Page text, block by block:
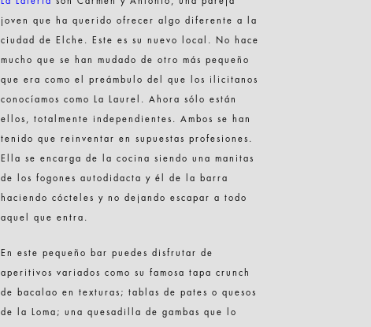
joven que ha querido ofrecer algo diferente a la
ciudad de Elche. Este es su nuevo local. No hace
mucho que se han mudado de otro más pequeño
que era como el preámbulo del que los ilicitanos
conocíamos como La Laurel. Ahora sólo están
ellos, totalmente independientes. Ambos se han
tenido que reinventar en supuestas profesiones.
Ella se encarga de la cocina siendo una manitas
de los fogones autodidacta y él de la barra
haciendo cócteles y no dejando escapar a todo
aquel que entra.
En este pequeño bar puedes disfrutar de
aperitivos variados como su famosa tapa crunch
de bacalao en texturas; tablas de pates o quesos
de la Loma; una quesadilla de gambas que lo